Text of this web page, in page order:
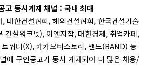
고 동시게재 채널 : 국내 최대
대한건설협회, 해외건설협회, 한국건설기술
건설워크넷), 이엔지잡, 대한경제, 취업카페,
위터(X), 카카오티스토리, 밴드(BAND) 등
에 구인공고가 동시 게재되어 더 많은 채용/